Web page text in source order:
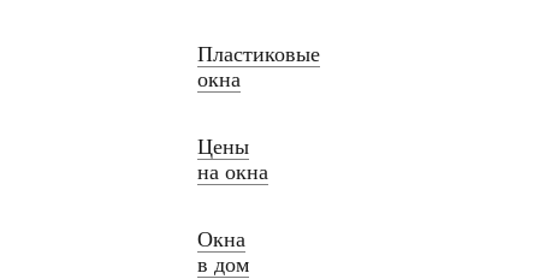
Пластиковые
окна
Цены
на окна
Окна
в дом